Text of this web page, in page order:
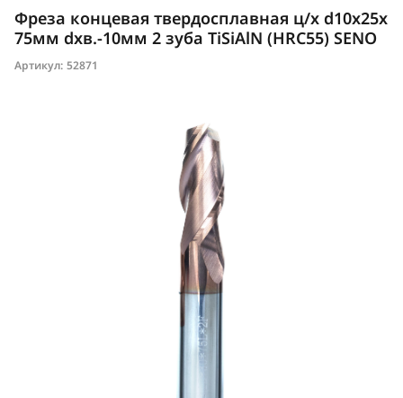
Фреза концевая твердосплавная ц/х d10х25х
75мм dхв.-10мм 2 зуба TiSiAlN (HRC55) SENO
Артикул: 52871